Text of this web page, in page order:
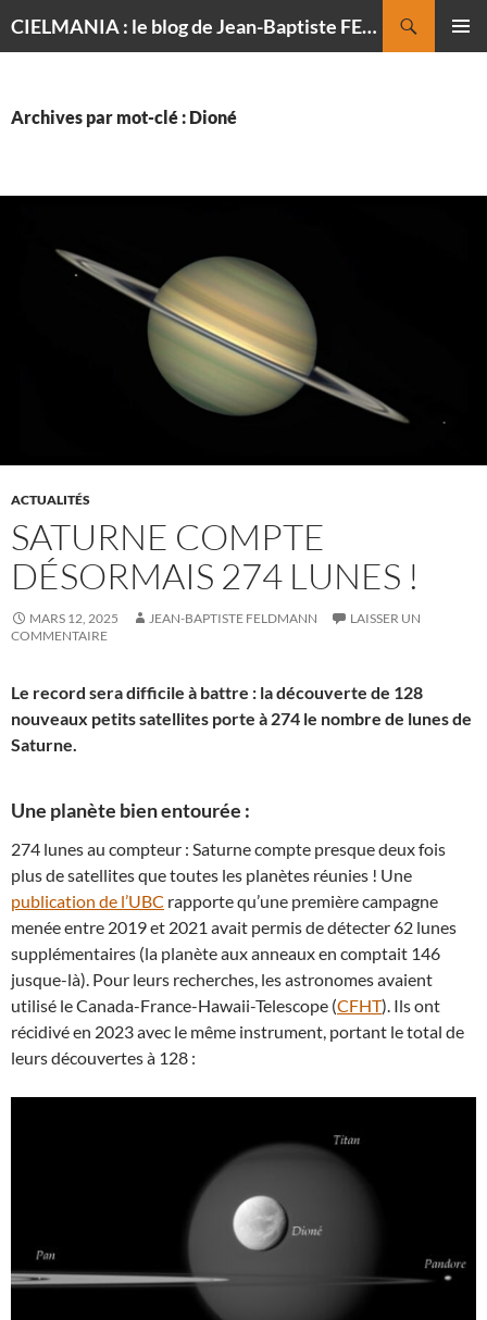
CIELMANIA : le blog de Jean-Baptiste FELDMANN, photographe du ciel
Archives par mot-clé : Dioné
ACTUALITÉS
SATURNE COMPTE
DÉSORMAIS 274 LUNES !
MARS 12, 2025 JEAN-BAPTISTE FELDMANN
LAISSER UN
COMMENTAIRE
Le record sera difficile à battre : la découverte de 128
nouveaux petits satellites porte à 274 le nombre de lunes de
Saturne.
Une planète bien entourée :
274 lunes au compteur : Saturne compte presque deux fois
plus de satellites que toutes les planètes réunies ! Une
publication de l’UBC rapporte qu’une première campagne
menée entre 2019 et 2021 avait permis de détecter 62 lunes
supplémentaires (la planète aux anneaux en comptait 146
jusque-là). Pour leurs recherches, les astronomes avaient
utilisé le Canada-France-Hawaii-Telescope (CFHT). Ils ont
récidivé en 2023 avec le même instrument, portant le total de
leurs découvertes à 128 :